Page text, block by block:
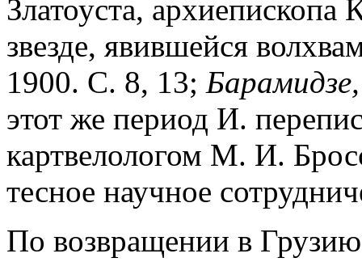
Златоуста,
звезде, явившейся
1900. С. 8, 13;
этот же период И.
картвелологом М. И.
тесное научное
По возвращении в